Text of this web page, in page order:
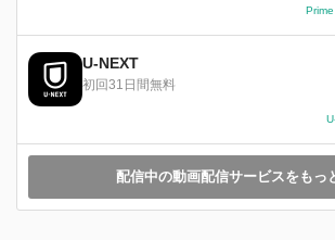
た。 自分に残されたかけがえ
守るため、スヒョクは再び暴
U-NEXT
初回31日間無料
配信中の動画配信サービスをもっ